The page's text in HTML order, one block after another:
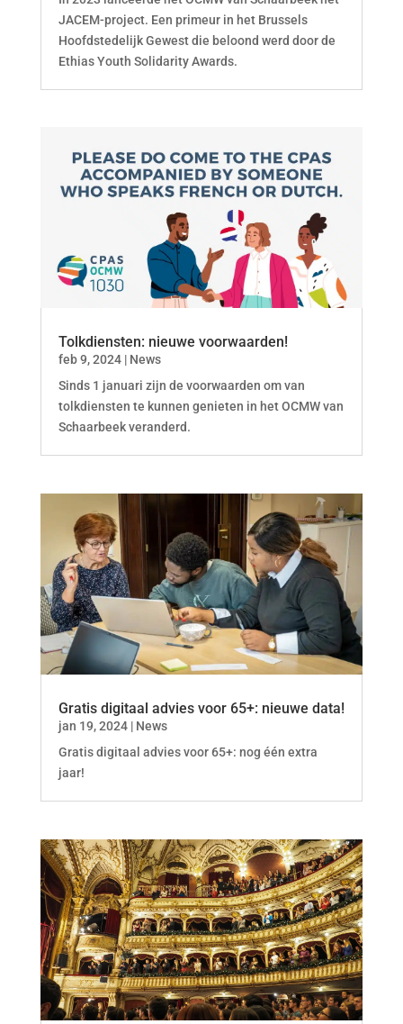
JACEM-project. Een primeur in het Brussels
Hoofdstedelijk Gewest die beloond werd door de
Ethias Youth Solidarity Awards.
Tolkdiensten: nieuwe voorwaarden!
feb 9, 2024| News
Sinds 1 januari zijn de voorwaarden om van
tolkdiensten te kunnen genieten in het OCMW van
Schaarbeek veranderd.
Gratis digitaal advies voor 65+: nieuwe data!
jan 19, 2024| News
Gratis digitaal advies voor 65+: nog één extra
jaar!